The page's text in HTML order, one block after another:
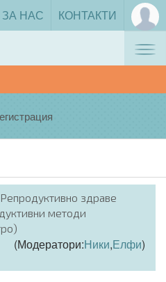
ЗА НАС КОНТАКТИ
Репродуктивно здраве
методи
(Модератори:Ники,Елфи)